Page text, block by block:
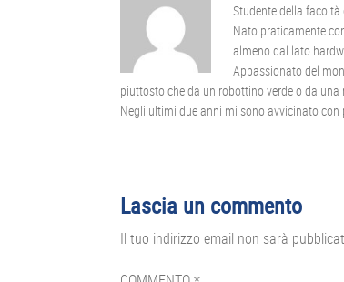
Studente della facoltà
Nato praticamente
almeno dal lato
Appassionato del
piuttosto che da un robottino verde o da
Negli ultimi due anni mi sono avvicinato
Interazioni
del
lettore
Lascia un commento
Il tuo indirizzo email non sarà